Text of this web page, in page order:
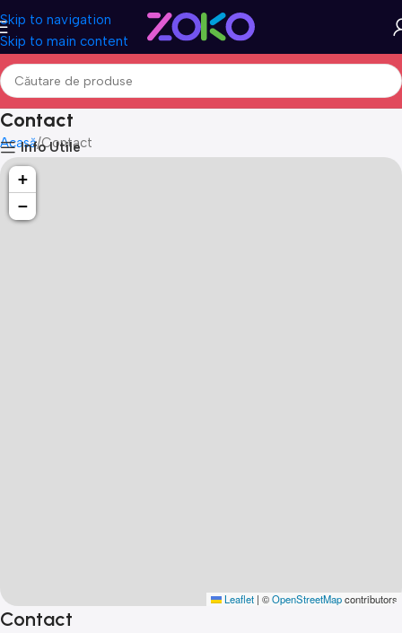
Skip to navigation
Skip to main content
Contact
Acasă Contact
Info Utile
+
−
Leaflet | ©OpenStreetMapcontributors
Contact